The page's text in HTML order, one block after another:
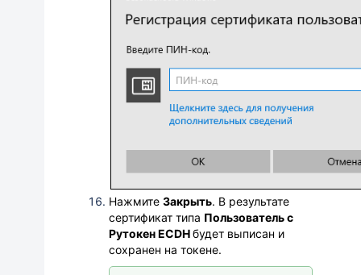
Нажмите Закрыть. В результате
сертификат типа Пользователь с
Рутокен ECDHбудет выписан и
сохранен на токене.